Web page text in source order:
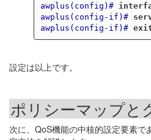
awplus(config)#
awplus(config-if)#
awplus(config-if)#
設定は以上です。
ポリシーマップと
次に、QoS機能の中核的設定要素